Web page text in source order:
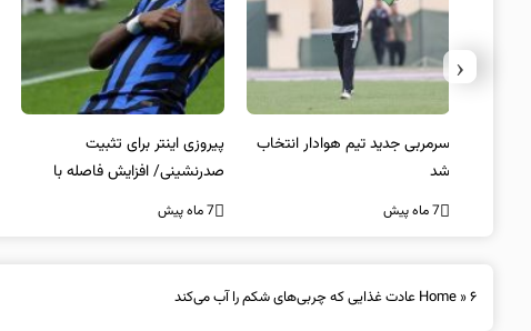
سرمربی جدید تیم هوادار انتخاب
شد
7 ماه پیش
پیروزی اینتر برای تثبیت
صدرنشینی/ افزایش فاصله با
ناپولی
7 ماه پیش
‹
Home »۶ عادت غذایی که چربی‌های شکم را آب می‌کند